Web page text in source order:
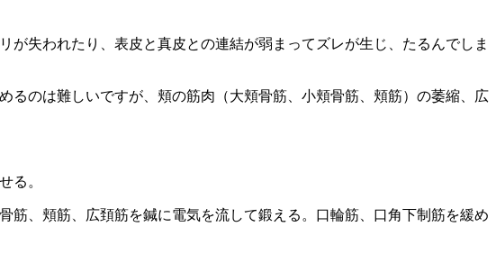
失われたり、表皮と真皮との連結が弱まってズレが生じ、たるんでしま
るのは難しいですが、頬の筋肉（大頬骨筋、小頬骨筋、頬筋）の萎縮、広
る。
筋、頬筋、広頚筋を鍼に電気を流して鍛える。口輪筋、口角下制筋を緩め